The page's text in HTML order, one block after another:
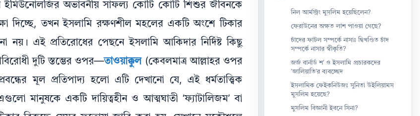
ইমিউনোলজির অভাবনীয় সাফল্য কোটি কোটি শিশুর জীবনকে
দিচ্ছে, তখন ইসলামি রক্ষণশীল মহলের একটি অংশে টিকার
নয়। এই প্রতিরোধের পেছনে ইসলামি আকিদার নির্দিষ্ট কিছু
দুটি স্তম্ভের ওপর—তাওয়াক্কুল(কেবলমাত্র আল্লাহর ওপর
মূল প্রতিপাদ্য হলো এটি দেখানো যে, এই ধর্মতাত্ত্বিক
মানুষকে একটি দায়িত্বহীন ও আত্মঘাতী ‘ফ্যাটালিজম’ বা
নিল আর্মস্ট্রং মুসলিম হয়েছিলেন?
ফেরাউনের অক্ষত লাশ পাওয়া গেছে?
চাঁদের ফাটল সম্পর্কে নাসাঃ দ্বিখণ্ডিত চাঁদ
সম্পর্কে নাসার স্বীকৃতি?
জর্জ বার্নার্ড শ’ ও ইসলামি প্রচারকদের
‘জালিয়াতি’র ব্যবচ্ছেদ
ইসলামিক ফেইকনিউজঃ সুনিতা উইলিয়ামস
মুসলিম হয়েছে?
মুসলিম বিজ্ঞানী ইবনে সিনা?